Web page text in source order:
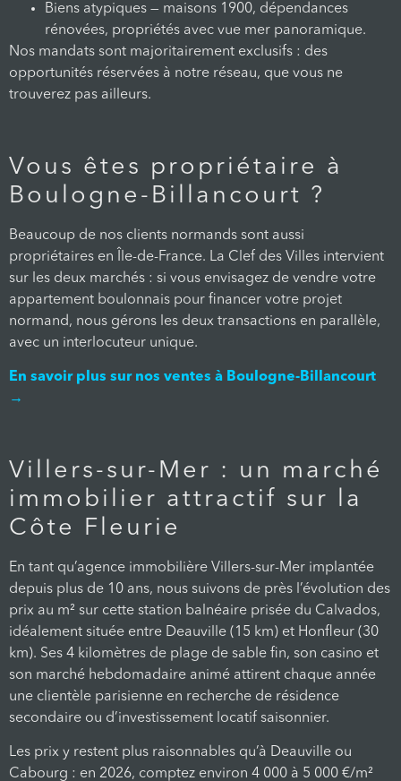
Biens atypiques — maisons 1900, dépendances
rénovées, propriétés avec vue mer panoramique.
Nos mandats sont majoritairement exclusifs : des
opportunités réservées à notre réseau, que vous ne
trouverez pas ailleurs.
Vous êtes propriétaire à
Boulogne-Billancourt ?
Beaucoup de nos clients normands sont aussi
propriétaires en Île-de-France. La Clef des Villes intervient
sur les deux marchés : si vous envisagez de vendre votre
appartement boulonnais pour financer votre projet
normand, nous gérons les deux transactions en parallèle,
avec un interlocuteur unique.
En savoir plus sur nos ventes à Boulogne-Billancourt
→
Villers-sur-Mer : un marché
immobilier attractif sur la
Côte Fleurie
En tant qu’agence immobilière Villers-sur-Mer implantée
depuis plus de 10 ans, nous suivons de près l’évolution des
prix au m² sur cette station balnéaire prisée du Calvados,
idéalement située entre Deauville (15 km) et Honfleur (30
km). Ses 4 kilomètres de plage de sable fin, son casino et
son marché hebdomadaire animé attirent chaque année
une clientèle parisienne en recherche de résidence
secondaire ou d’investissement locatif saisonnier.
Les prix y restent plus raisonnables qu’à Deauville ou
Cabourg : en 2026, comptez environ 4 000 à 5 000 €/m²